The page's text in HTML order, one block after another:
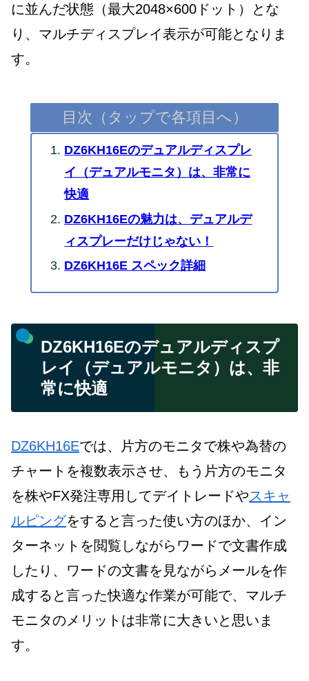
に並んだ状態（最大2048×600ドット）とな
り、マルチディスプレイ表示が可能となりま
す。
目次（タップで各項目へ）
DZ6KH16Eのデュアルディスプレ
イ（デュアルモニタ）は、非常に
快適
DZ6KH16Eの魅力は、デュアルデ
ィスプレーだけじゃない！
DZ6KH16E スペック詳細
DZ6KH16Eのデュアルディスプ
レイ（デュアルモニタ）は、非
常に快適
DZ6KH16Eでは、片方のモニタで株や為替の
チャートを複数表示させ、もう片方のモニタ
を株やFX発注専用してデイトレードやスキャ
ルピングをすると言った使い方のほか、イン
ターネットを閲覧しながらワードで文書作成
したり、ワードの文書を見ながらメールを作
成すると言った快適な作業が可能で、マルチ
モニタのメリットは非常に大きいと思いま
す。